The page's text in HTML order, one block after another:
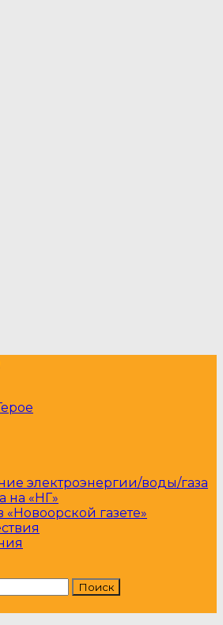
электроэнергии/воды/газа
на «НГ»
«Новоорской газете»